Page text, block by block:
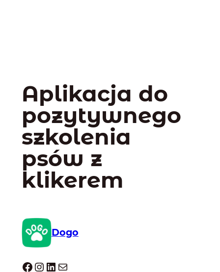
Aplikacja do
pozytywnego
szkolenia
psów z
klikerem
Dogo
Dogo facebook InstagramLinkedIn Mail